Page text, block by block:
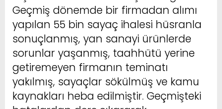
Geçmiş dönemde bir firmadan alımı
yapılan 55 bin sayaç ihalesi hüsranla
sonuçlanmış, yan sanayi ürünlerde
sorunlar yaşanmış, taahhütü yerine
getiremeyen firmanın teminatı
yakılmış, sayaçlar sökülmüş ve kamu
kaynakları heba edilmiştir. Geçmişteki